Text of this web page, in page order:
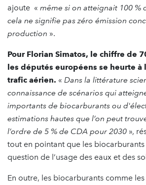
ajoute « même si on atteignait 100 %
cela ne signifie pas zéro émission
production ».
Pour Florian Simatos, le chiffre de
les députés européens se heurte à
trafic aérien. « Dans la littérature
connaissance de scénarios qui
importants de biocarburants ou
estimations hautes que l’on peut
l’ordre de 5 % de CDA pour 2030 »,
tout en pointant que les
question de l’usage des eaux et des
En outre, les biocarburants comme